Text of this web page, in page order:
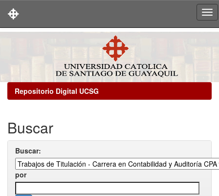
Repositorio Digital UCSG
Buscar
Buscar:
por